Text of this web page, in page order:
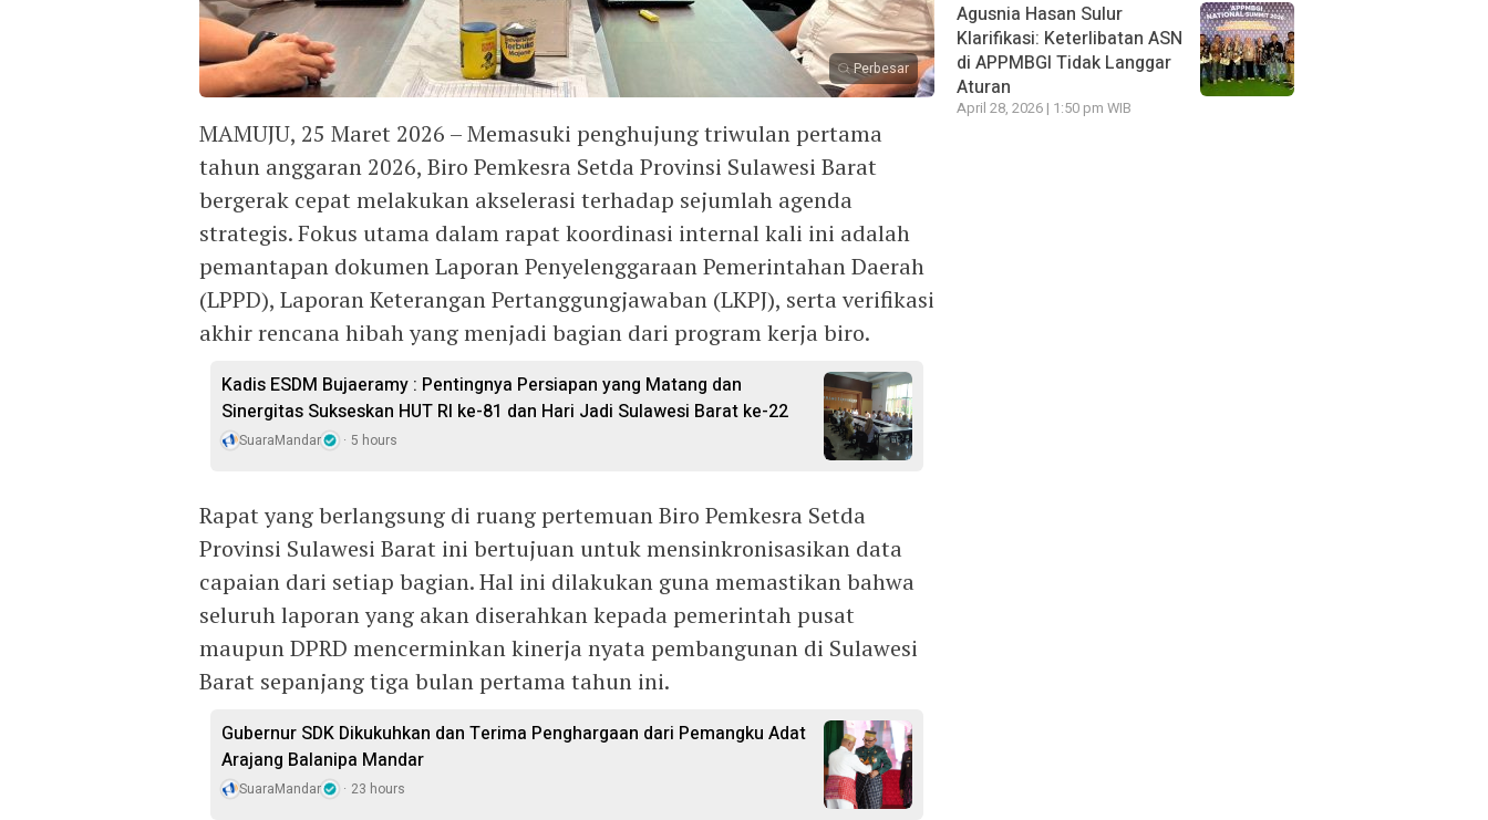
Perbesar
MAMUJU, 25 Maret 2026 – Memasuki penghujung triwulan pertama
tahun anggaran 2026, Biro Pemkesra Setda Provinsi Sulawesi Barat
bergerak cepat melakukan akselerasi terhadap sejumlah agenda
strategis. Fokus utama dalam rapat koordinasi internal kali ini adalah
pemantapan dokumen Laporan Penyelenggaraan Pemerintahan Daerah
(LPPD), Laporan Keterangan Pertanggungjawaban (LKPJ), serta verifikasi
akhir rencana hibah yang menjadi bagian dari program kerja biro.
Kadis ESDM Bujaeramy : Pentingnya Persiapan yang Matang dan
Sinergitas Sukseskan HUT RI ke-81 dan Hari Jadi Sulawesi Barat ke-22
SuaraMandar 5 hours
Rapat yang berlangsung di ruang pertemuan Biro Pemkesra Setda
Provinsi Sulawesi Barat ini bertujuan untuk mensinkronisasikan data
capaian dari setiap bagian. Hal ini dilakukan guna memastikan bahwa
seluruh laporan yang akan diserahkan kepada pemerintah pusat
maupun DPRD mencerminkan kinerja nyata pembangunan di Sulawesi
Barat sepanjang tiga bulan pertama tahun ini.
Gubernur SDK Dikukuhkan dan Terima Penghargaan dari Pemangku Adat
Arajang Balanipa Mandar
SuaraMandar 23 hours
Agusnia Hasan Sulur
Klarifikasi: Keterlibatan ASN
di APPMBGI Tidak Langgar
Aturan
April 28, 2026 | 1:50 pm WIB